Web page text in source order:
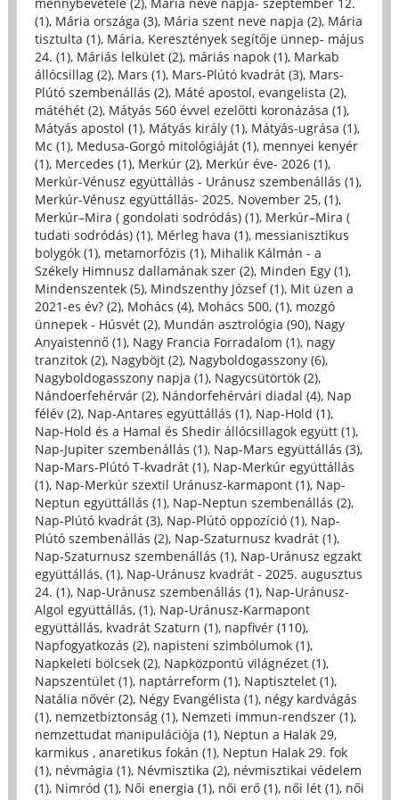
(1), Mária országa (3), Mária szent neve napja (2), Mária
tisztulta (1), Mária, Keresztények segítője ünnep- május
24. (1), Máriás lelkület (2), máriás napok (1), Markab
állócsillag (2), Mars (1), Mars-Plútó kvadrát (3), Mars-
Plútó szembenállás (2), Máté apostol, evangelista (2),
mátéhét (2), Mátyás 560 évvel ezelőtti koronázása (1),
Mátyás apostol (1), Mátyás király (1), Mátyás-ugrása (1),
Mc (1), Medusa-Gorgó mitológiáját (1), mennyei kenyér
(1), Mercedes (1), Merkúr (2), Merkúr éve- 2026 (1),
Merkúr-Vénusz együttállás - Uránusz szembenállás (1),
Merkúr-Vénusz együttállás- 2025. November 25, (1),
Merkúr–Mira ( gondolati sodródás) (1), Merkúr–Mira (
tudati sodródás) (1), Mérleg hava (1), messianisztikus
bolygók (1), metamorfózis (1), Mihalik Kálmán - a
Székely Himnusz dallamának szer (2), Minden Egy (1),
Mindenszentek (5), Mindszenthy József (1), Mit üzen a
2021-es év? (2), Mohács (4), Mohács 500, (1), mozgó
ünnepek - Húsvét (2), Mundán asztrológia (90), Nagy
Anyaistennő (1), Nagy Francia Forradalom (1), nagy
tranzitok (2), Nagyböjt (2), Nagyboldogasszony (6),
Nagyboldogasszony napja (1), Nagycsütörtök (2),
Nándoerfehérvár (2), Nándorfehérvári diadal (4), Nap
félév (2), Nap-Antares együttállás (1), Nap-Hold (1),
Nap-Hold és a Hamal és Shedir állócsillagok együtt (1),
Nap-Jupiter szembenállás (1), Nap-Mars együttállás (3),
Nap-Mars-Plútó T-kvadrát (1), Nap-Merkúr együttállás
(1), Nap-Merkúr szextil Uránusz-karmapont (1), Nap-
Neptun együttállás (1), Nap-Neptun szembenállás (2),
Nap-Plútó kvadrát (3), Nap-Plútó oppozíció (1), Nap-
Plútó szembenállás (2), Nap-Szaturnusz kvadrát (1),
Nap-Szaturnusz szembenállás (1), Nap-Uránusz egzakt
együttállás, (1), Nap-Uránusz kvadrát - 2025. augusztus
24. (1), Nap-Uránusz szembenállás (1), Nap-Uránusz-
Algol együttállás, (1), Nap-Uránusz-Karmapont
együttállás, kvadrát Szaturn (1), napfivér (110),
Napfogyatkozás (2), napisteni szimbólumok (1),
Napkeleti bölcsek (2), Napközpontú világnézet (1),
Napszentület (1), naptárreform (1), Naptisztelet (1),
Natália nővér (2), Négy Evangélista (1), négy kardvágás
(1), nemzetbiztonság (1), Nemzeti immun-rendszer (1),
nemzettudat manipulációja (1), Neptun a Halak 29,
karmikus , anaretikus fokán (1), Neptun Halak 29. fok
(1), névmágia (1), Névmisztika (2), névmisztikai védelem
(1), Nimród (1), Női energia (1), női erő (1), női lét (1), női